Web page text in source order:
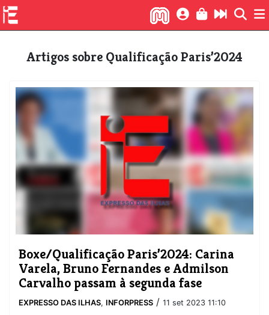
Artigos sobre Qualificação Paris’2024
Boxe/Qualificação Paris’2024: Carina
Varela, Bruno Fernandes e Admilson
Carvalho passam à segunda fase
EXPRESSO DAS ILHAS, INFORPRESS / 11 set 2023 11:10